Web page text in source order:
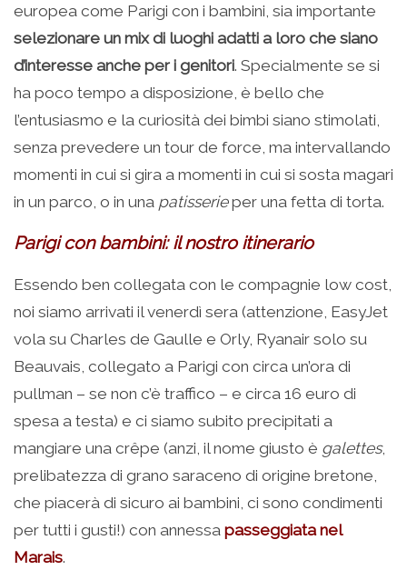
europea come Parigi con i bambini, sia importante
selezionare un mix di luoghi adatti a loro che siano
d’interesse anche per i genitori. Specialmente se si
ha poco tempo a disposizione, è bello che
l’entusiasmo e la curiosità dei bimbi siano stimolati,
senza prevedere un tour de force, ma intervallando
momenti in cui si gira a momenti in cui si sosta magari
in un parco, o in una patisserieper una fetta di torta.
Parigi con bambini: il nostro itinerario
Essendo ben collegata con le compagnie low cost,
noi siamo arrivati il venerdì sera (attenzione, EasyJet
vola su Charles de Gaulle e Orly, Ryanair solo su
Beauvais, collegato a Parigi con circa un’ora di
pullman – se non c’è traffico – e circa 16 euro di
spesa a testa) e ci siamo subito precipitati a
mangiare una crêpe (anzi, il nome giusto è galettes,
prelibatezza di grano saraceno di origine bretone,
che piacerà di sicuro ai bambini, ci sono condimenti
per tutti i gusti!) con annessa passeggiata nel
Marais.